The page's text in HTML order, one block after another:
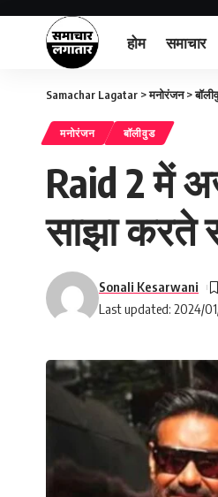
होम समाचार
Samachar Lagatar >मनोरंजन>
मनोरंजन बॉलीवुड
Raid 2 में
साझा करते
Last updated: 2024/
Sonali Kesarwani